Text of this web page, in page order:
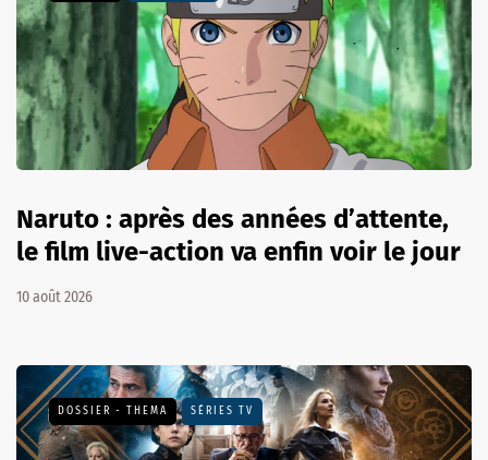
Naruto : après des années d’attente,
le film live-action va enfin voir le jour
10 août 2026
DOSSIER - THEMA SÉRIES TV